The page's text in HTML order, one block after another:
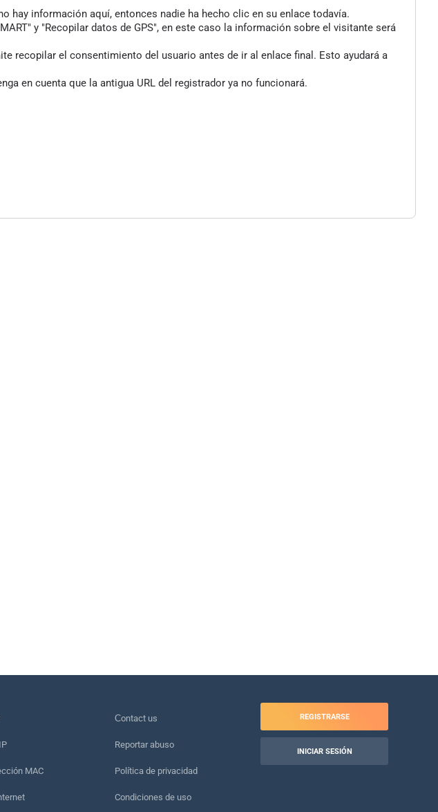
hay información aquí, entonces nadie ha hecho clic en su enlace todavía.
y "Recopilar datos de GPS", en este caso la información sobre el visitante será
recopilar el consentimiento del usuario antes de ir al enlace final. Esto ayudará a
en cuenta que la antigua URL del registrador ya no funcionará.
MAC
Сontact us
Reportar abuso
Política de privacidad
Condiciones de uso
REGISTRARSE
INICIAR SESIÓN